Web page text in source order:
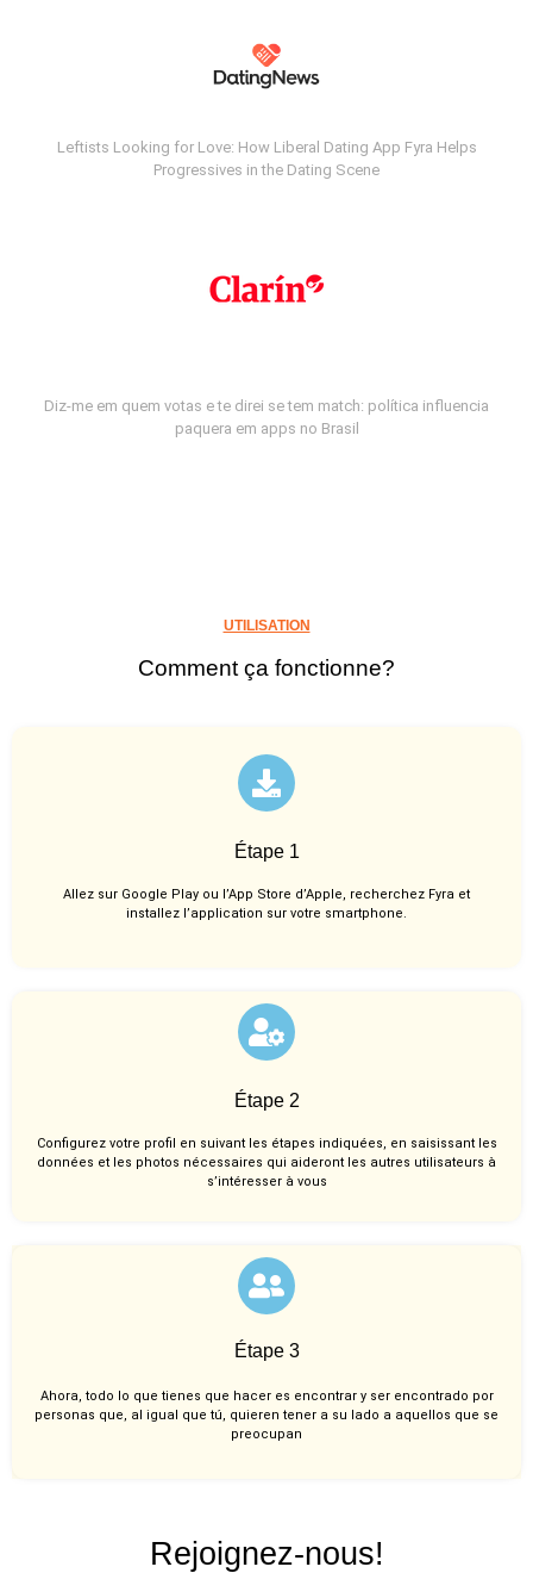
Leftists Looking for Love: How Liberal Dating App Fyra Helps
Progressives in the Dating Scene
Diz-me em quem votas e te direi se tem match: política influencia
paquera em apps no Brasil
UTILISATION
Comment ça fonctionne?
Étape 1
Allez sur Google Play ou l’App Store d’Apple, recherchez Fyra et
installez l’application sur votre smartphone.
Étape 2
Configurez votre profil en suivant les étapes indiquées, en saisissant les
données et les photos nécessaires qui aideront les autres utilisateurs à
s’intéresser à vous
Étape 3
Ahora, todo lo que tienes que hacer es encontrar y ser encontrado por
personas que, al igual que tú, quieren tener a su lado a aquellos que se
preocupan
Rejoignez-nous!